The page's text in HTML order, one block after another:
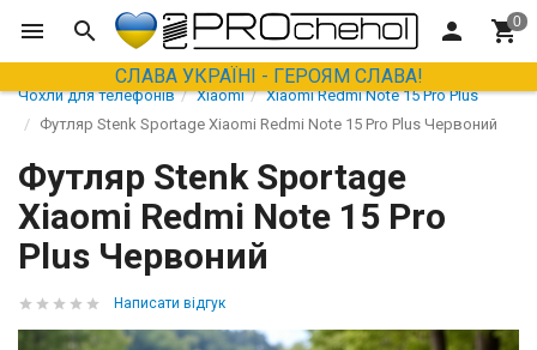
СЛАВА УКРАЇНІ - ГЕРОЯМ СЛАВА!
Чохли для телефонів Xiaomi
Xiaomi Redmi Note 15 Pro Plus
Футляр Stenk Sportage Xiaomi Redmi Note 15 Pro Plus Червоний
Футляр Stenk Sportage
Xiaomi Redmi Note 15 Pro
Plus Червоний
Написати відгук